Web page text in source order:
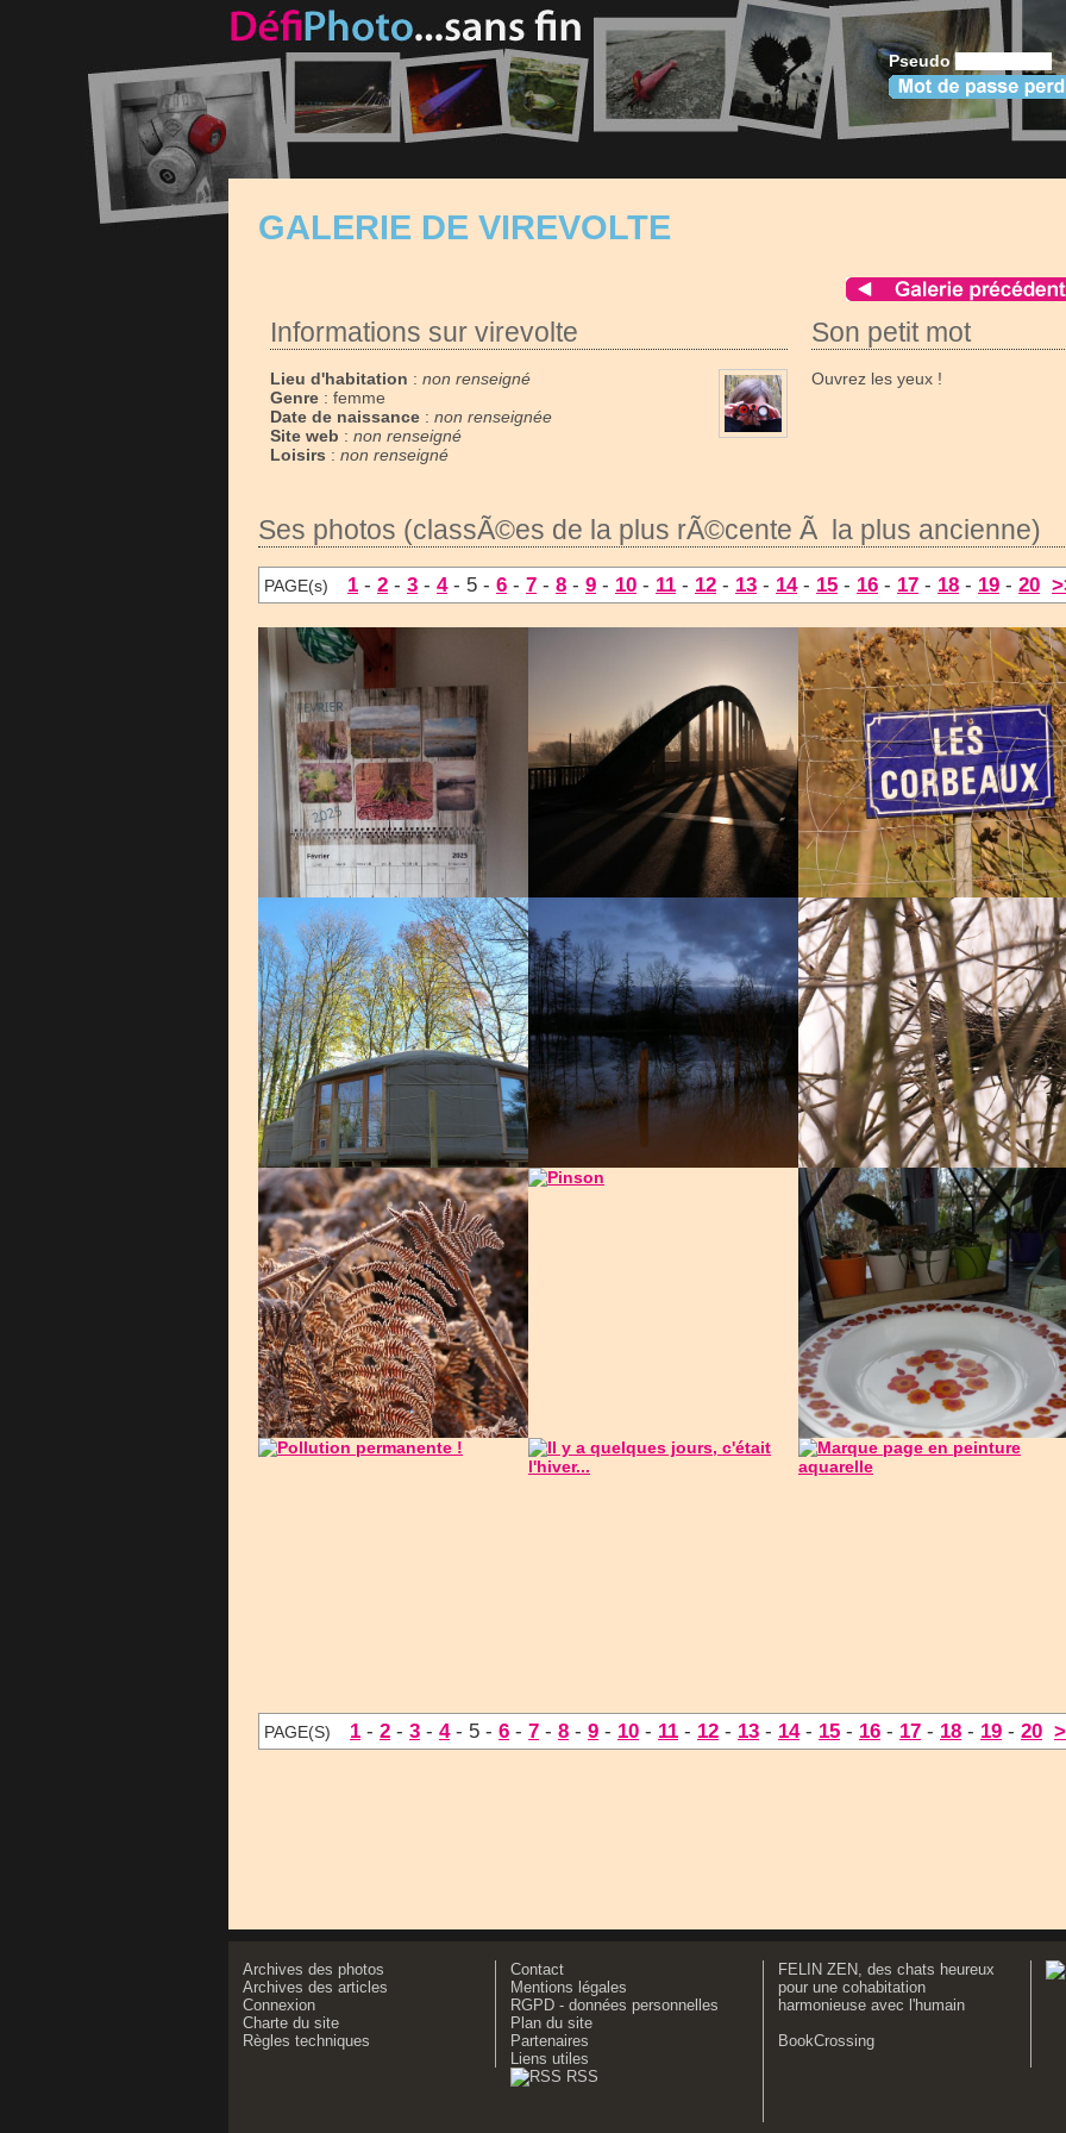
Pseudo
GALERIE DE VIREVOLTE
Informations sur virevolte
Lieu d'habitation : non renseigné
Genre : femme
Date de naissance : non renseignée
Site web : non renseigné
Loisirs : non renseigné
Son petit mot
Ouvrez les yeux !
Ses photos (classÃ©es de la plus rÃ©cente Ã la plus ancienne)
PAGE(s) 1 - 2 - 3 - 4- 5 - 6 - 7 - 8 - 9 - 10 - 11 - 12 - 13 - 14- 15 - 16 - 17 - 18 - 19 - 20
PAGE(S) 1 - 2 - 3 - 4- 5 - 6 - 7 - 8 - 9 - 10 - 11 - 12 - 13 - 14- 15 - 16 - 17 - 18 - 19 - 20
Archives des photos
Archives des articles
Connexion
Charte du site
Règles techniques
Contact
Mentions légales
RGPD - données personnelles
Plan du site
Partenaires
Liens utiles
RSS
FELIN ZEN, des chats heureux
pour une cohabitation
harmonieuse avec l'humain
BookCrossing